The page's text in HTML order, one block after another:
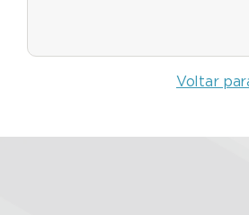
Voltar